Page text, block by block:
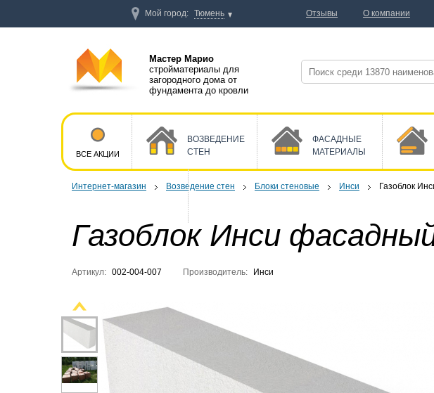
Интернет-магазин Возведение стен Блоки стеновые Инси Газоблок
Газоблок Инси
Артикул: 002-004-007 Производитель: Инси
Мастер Марио
стройматериалы для
загородного дома от
фундамента до кровли
ВСЕ АКЦИИ
ВОЗВЕДЕНИЕ
СТЕН
ФАСАДНЫЕ
МАТЕРИАЛЫ
Мой город: Тюмень Отзывы О компании